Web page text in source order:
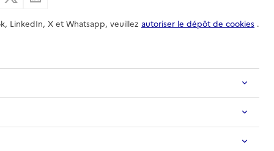
LinkedIn, X et Whatsapp, veuillez autoriser le dépôt de cookies .